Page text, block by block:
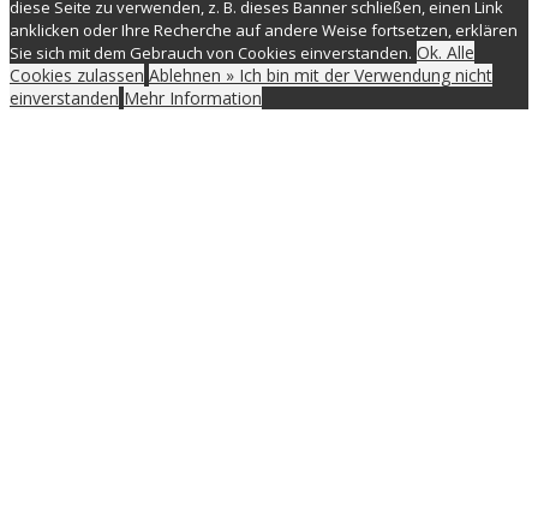
diese Seite zu verwenden, z. B. dieses Banner schließen, einen Link
anklicken oder Ihre Recherche auf andere Weise fortsetzen, erklären
Sie sich mit dem Gebrauch von Cookies einverstanden. Ok. Alle
Cookies zulassen Ablehnen » Ich bin mit der Verwendung nicht
einverstanden Mehr Information